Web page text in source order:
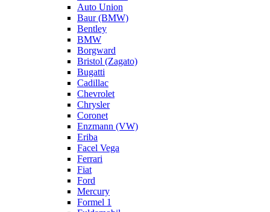
Auto Union
Baur (BMW)
Bentley
BMW
Borgward
Bristol (Zagato)
Bugatti
Cadillac
Chevrolet
Chrysler
Coronet
Enzmann (VW)
Eriba
Facel Vega
Ferrari
Fiat
Ford
Mercury
Formel 1